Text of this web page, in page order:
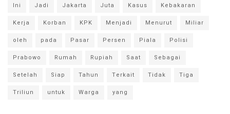
Ini
Jadi Jakarta Juta Kasus
Kebakaran
Kerja
Korban KPK Menjadi Menurut
Miliar
oleh
pada Pasar Persen Piala
Polisi
Prabowo
Rumah Rupiah Saat
Sebagai
Setelah
Siap Tahun Terkait Tidak
Tiga
Triliun
untuk Warga yang